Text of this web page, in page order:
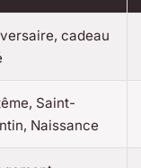
cadeau
Saint-
Naissance